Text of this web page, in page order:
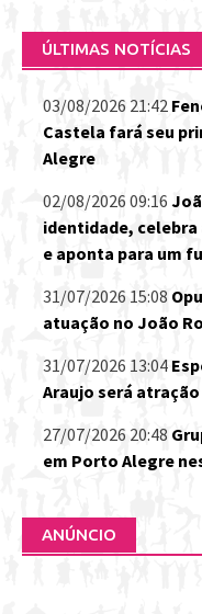
ÚLTIMAS NOTÍCIAS
03/08/2026 21:42
Castela fará seu
Alegre
02/08/2026 09:16
identidade, celebra
e aponta para um
31/07/2026 15:08
atuação no João
31/07/2026 13:04
Araujo será atração
27/07/2026 20:48
em Porto Alegre
ANÚNCIO